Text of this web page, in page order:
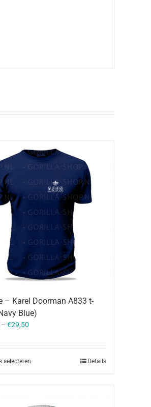
– Karel Doorman A833 t-
Blue)
– €29,50
selecteren Details